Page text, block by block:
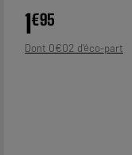
1€95
Dont 0€02